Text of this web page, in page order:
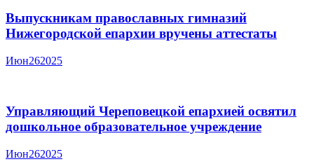
Выпускникам православных гимназий
Нижегородской епархии вручены аттестаты
Июн262025
Управляющий Череповецкой епархией освятил
дошкольное образовательное учреждение
Июн262025